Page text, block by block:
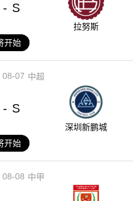
- S
拉努斯
开始
08-07 中超
- S
深圳新鹏城
开始
08-08 中甲